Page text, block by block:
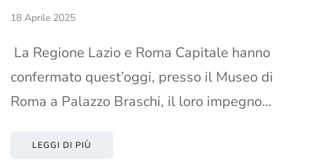
18 Aprile 2025
La Regione Lazio e Roma Capitale hanno
confermato quest’oggi, presso il Museo di
Roma a Palazzo Braschi, il loro impegno…
LEGGI DI PIÙ